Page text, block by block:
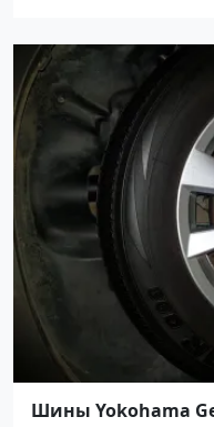
Шины Yokohama